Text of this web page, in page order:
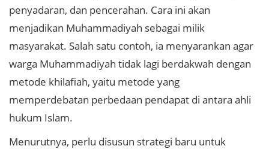
penyadaran, dan pencerahan. Cara ini akan
menjadikan Muhammadiyah sebagai milik
masyarakat. Salah satu contoh, ia menyarankan agar
warga Muhammadiyah tidak lagi berdakwah dengan
metode khilafiah, yaitu metode yang
memperdebatan perbedaan pendapat di antara ahli
hukum Islam.
Menurutnya, perlu disusun strategi baru untuk